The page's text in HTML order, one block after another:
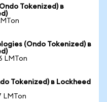
Tokenized) в
(Ondo Tokenized) в
LMTon
Tokenized) в Lockheed
LMTon